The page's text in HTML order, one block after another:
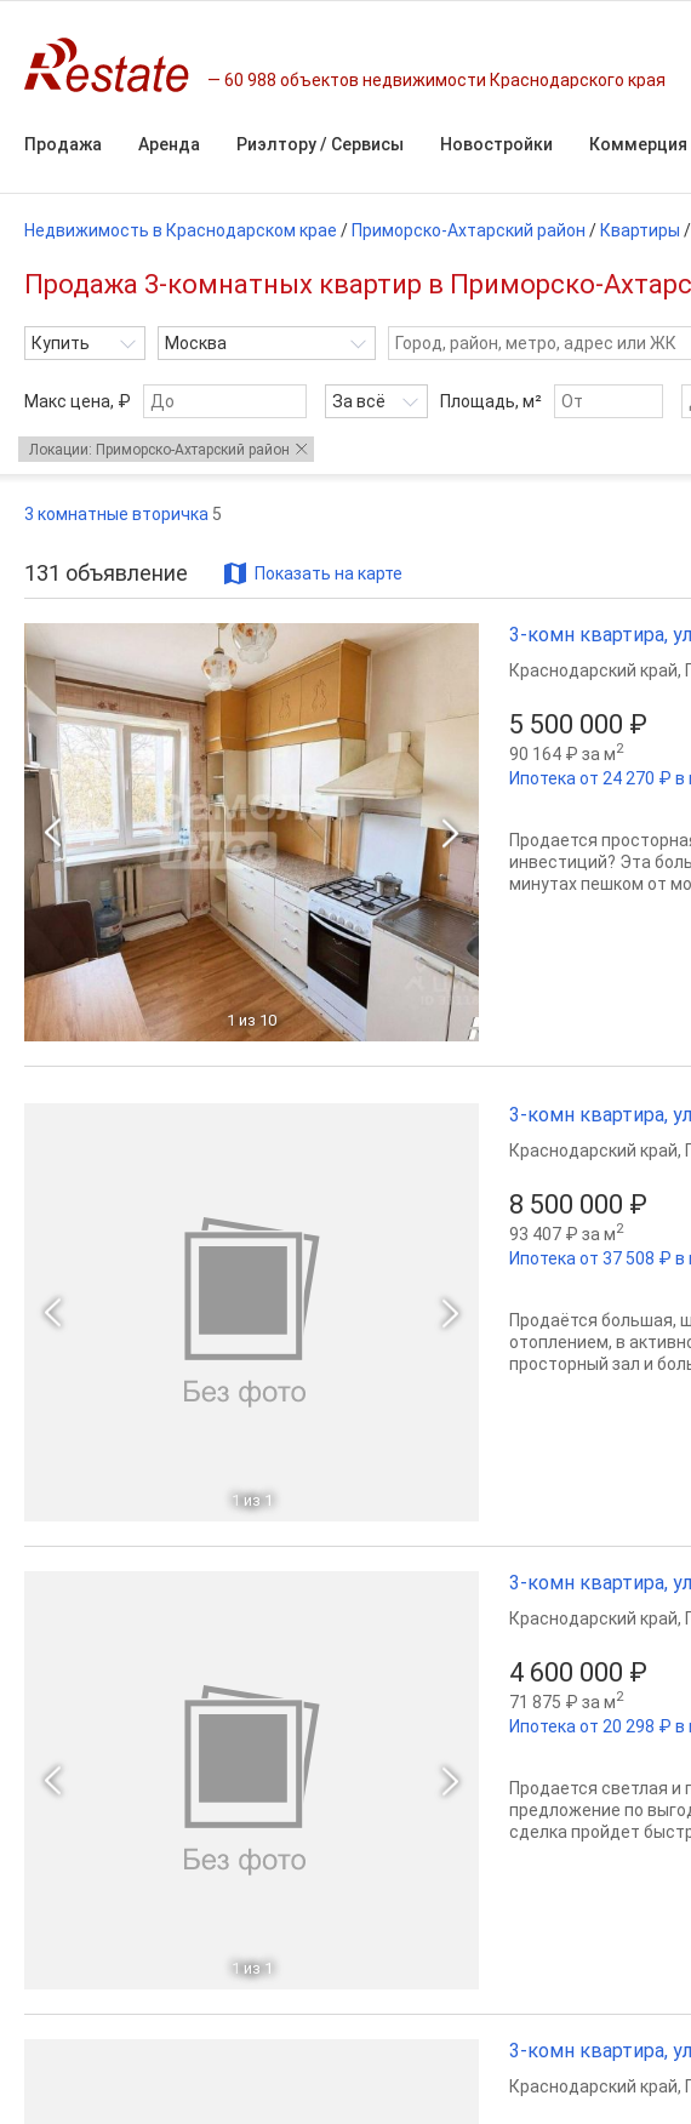
60 988 объектов недвижимости Краснодарского края
Продажа Аренда Риэлтору / Сервисы Новостройки Коммерция
Недвижимость в Краснодарском крае / Приморско-Ахтарский район / Квартиры /
Продажа 3-комнатных квартир в Приморско-
Купить Москва
Макс цена, ₽ За всё Площадь, м²
Локации: Приморско-Ахтарский район
3 комнатные вторичка 5
131 объявление Показать на карте
1 из 10
3-комн квартира,
5 500 000 ₽
90 164 ₽ за м2
Ипотека от 24 270 ₽
Краснодарский край,
Продается
инвестиций? Эта
минутах пешком от
1 из 1
3-комн квартира,
8 500 000 ₽
93 407 ₽ за м2
Ипотека от 37 508 ₽
Краснодарский край,
Продаётся большая,
отоплением, в
просторный зал и
1 из 1
3-комн квартира,
4 600 000 ₽
71 875 ₽ за м2
Ипотека от 20 298 ₽
Краснодарский край,
Продается светлая и
предложение по
сделка пройдет
3-комн квартира,
Краснодарский край,